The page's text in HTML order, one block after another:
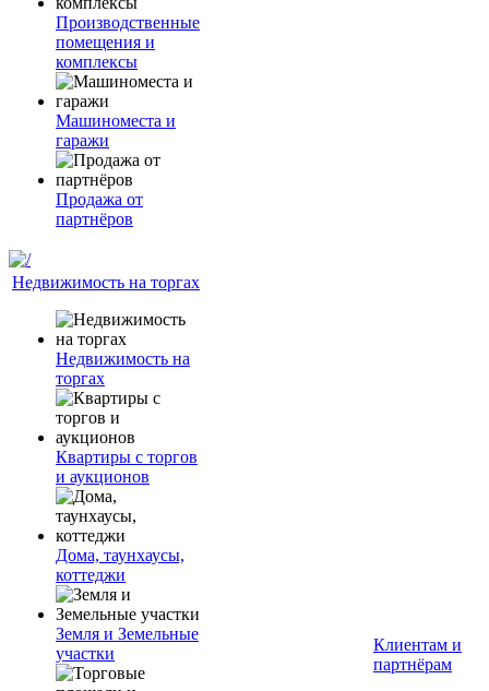
Производственные
помещения и
комплексы
Машиноместа и
гаражи
Продажа от
партнёров
Недвижимость на торгах
Недвижимость на
торгах
Квартиры с торгов
и аукционов
Дома, таунхаусы,
коттеджи
Земля и Земельные
участки
Клиентам и
партнёрам